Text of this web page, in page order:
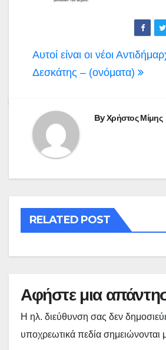
Πλοήγηση
άρθρων
Αυτοί είναι οι νέοι
Δεσκάτης – (ονόματα)
ByΧρήστος Μίμης
RELATED POST
Αφήστε μια
Η ηλ. διεύθυνση σας δεν
υποχρεωτικά πεδία σημειώνονται